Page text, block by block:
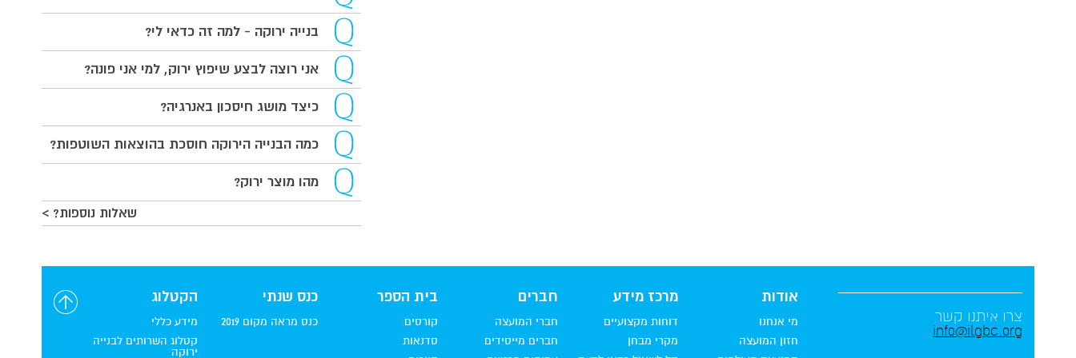
בנייה ירוקה - למה זה כדאי לי?
אני רוצה לבצע שיפוץ ירוק, למי אני פונה?
כיצד מושג חיסכון באנרגיה?
כמה הבנייה הירוקה חוסכת בהוצאות השוטפות?
מהו מוצר ירוק?
שאלות נוספות? >
צרו איתנו קשר
info@ilgbc.org
אודות
מי אנחנו
חזון המועצה
מרכז מידע
דוחות מקצועיים
מקרי מבחן
חברים
חברי המועצה
חברים מייסידים
בית הספר
קורסים
סדנאות
כנס שנתי
כנס מראה מקום 2019
הקטלוג
מידע כללי
קטלוג השרותים לבנייה
ירוקה